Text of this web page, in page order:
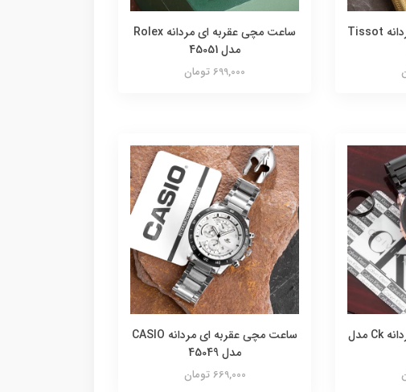
ساعت مچی عقربه ای مردانه Tissot
ساعت مچی عقربه ای مردانه Rolex
مدل 45051
699,000 تومان
ساعت مچی عقربه ای مردانه Ck مدل
ساعت مچی عقربه ای مردانه CASIO
مدل 45049
669,000 تومان